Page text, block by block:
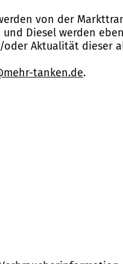
von der
Diesel werden
Aktualität dieser
tanken.de.